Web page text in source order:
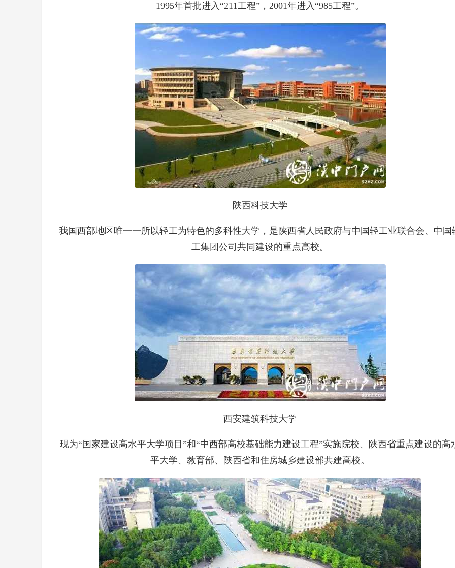
1995年首批进入“211工程”，2001年进入“985工程”。
陕西科技大学
我国西部地区唯一一所以轻工为特色的多科性大学，是陕西省人民政府与中国轻工业联合会、中国
工集团公司共同建设的重点高校。
西安建筑科技大学
现为“国家建设高水平大学项目”和“中西部高校基础能力建设工程”实施院校、陕西省重点建设的高
平大学、教育部、陕西省和住房城乡建设部共建高校。